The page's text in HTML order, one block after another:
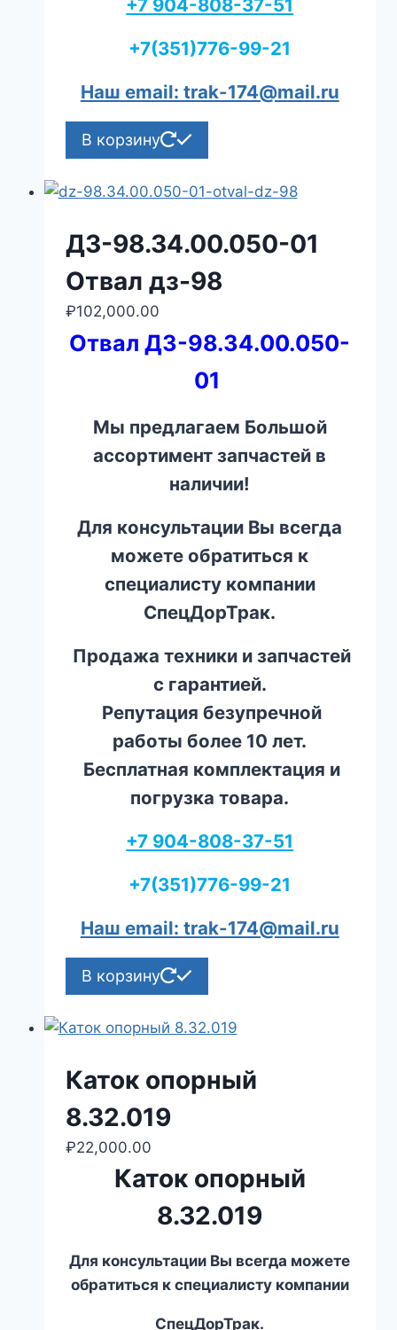
+7 904-808-37-51
+7(351)776-99-21
Наш email: trak-174@mail.ru
В корзину
ДЗ-98.34.00.050-01
Отвал дз-98
₽102,000.00
Отвал ДЗ-98.34.00.050-
01
Мы предлагаем Большой
ассортимент запчастей в
наличии!
Для консультации Вы всегда
можете обратиться к
специалисту компании
СпецДорТрак.
Продажа техники и запчастей
с гарантией.
Репутация безупречной
работы более 10 лет.
Бесплатная комплектация и
погрузка товара.
+7 904-808-37-51
+7(351)776-99-21
Наш email: trak-174@mail.ru
В корзину
Каток опорный
8.32.019
₽22,000.00
Каток опорный
8.32.019
Для консультации Вы всегда можете
обратиться к специалисту компании
СпецДорТрак.